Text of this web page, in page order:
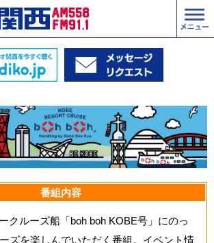
番組内容
クルーズ船「boh boh KOBE号」にのっ
ズを楽しんでいただく番組。イベント情